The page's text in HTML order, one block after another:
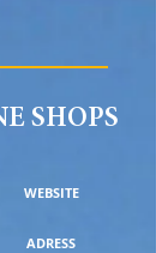
SHOPS
WEBSITE
ADRESS